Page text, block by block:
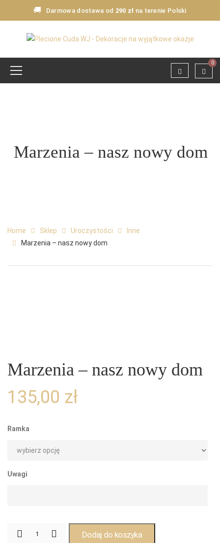
🚚 Darmowa dostawa od 290 zł na terenie Polski
0
Marzenia – nasz nowy dom
Home Sklep Uroczystości
Inne
Marzenia – nasz nowy dom
Marzenia – nasz nowy dom
135,00 zł
Ramka
Uwagi
Dodaj do koszyka